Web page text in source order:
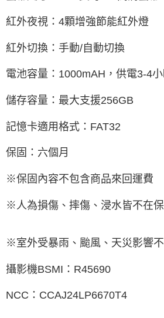
紅外夜視：4顆增強節能紅外燈
紅外切換：手動/自動切換
電池容量：1000mAH，供電3-4
儲存容量：最大支援256GB
記憶卡適用格式：FAT32
保固：六個月
※保固內容不包含商品來回運費
※人為損傷、摔傷、浸水皆不在
※室外受暴雨、颱風、天災影響
攝影機BSMI：R45690
NCC：CCAJ24LP6670T4